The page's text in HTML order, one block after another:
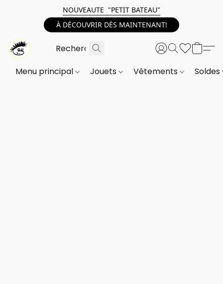
NOUVEAUTE "PETIT BATEAU"
À DÉCOUVRIR DÈS MAINTENANT!
Menu principal Jouets Vêtements Soldes